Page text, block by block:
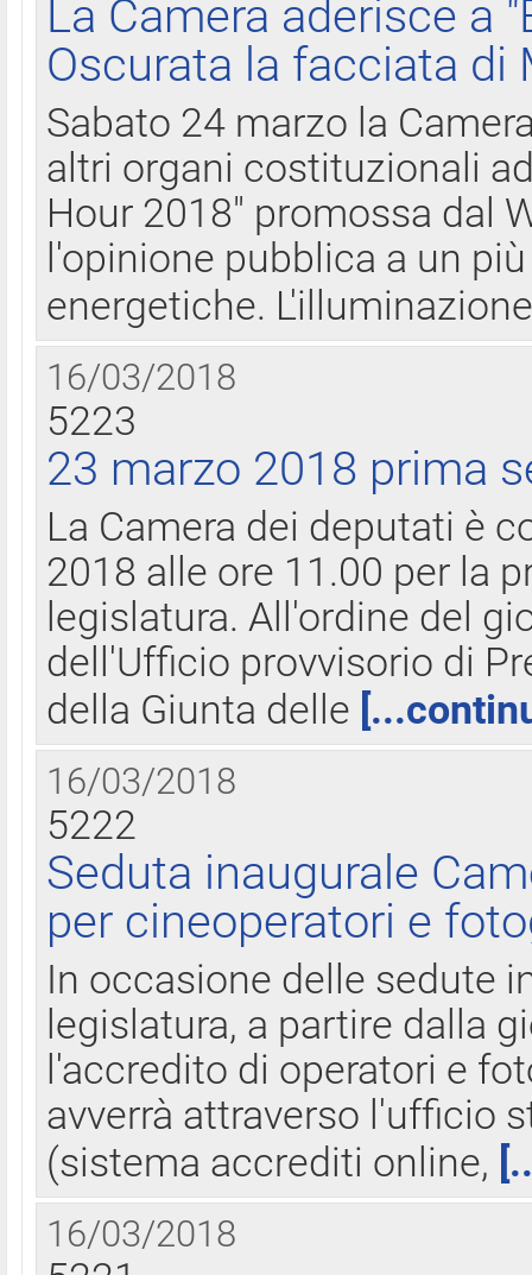
La Camera aderisce a
Oscurata la facciata di
Sabato 24 marzo la
altri organi costituzionali
Hour 2018" promossa dal
l'opinione pubblica a un
energetiche.
16/03/2018
5223
23 marzo 2018 prima
La Camera dei deputati è
2018 alle ore 11.00 per la
legislatura. All'ordine del
dell'Ufficio provvisorio di
della Giunta delle
16/03/2018
5222
Seduta inaugurale
per cineoperatori e
In occasione delle sedute
legislatura, a partire dalla
l'accredito di operatori e
avverrà attraverso l'ufficio
(sistema accrediti online,
16/03/2018